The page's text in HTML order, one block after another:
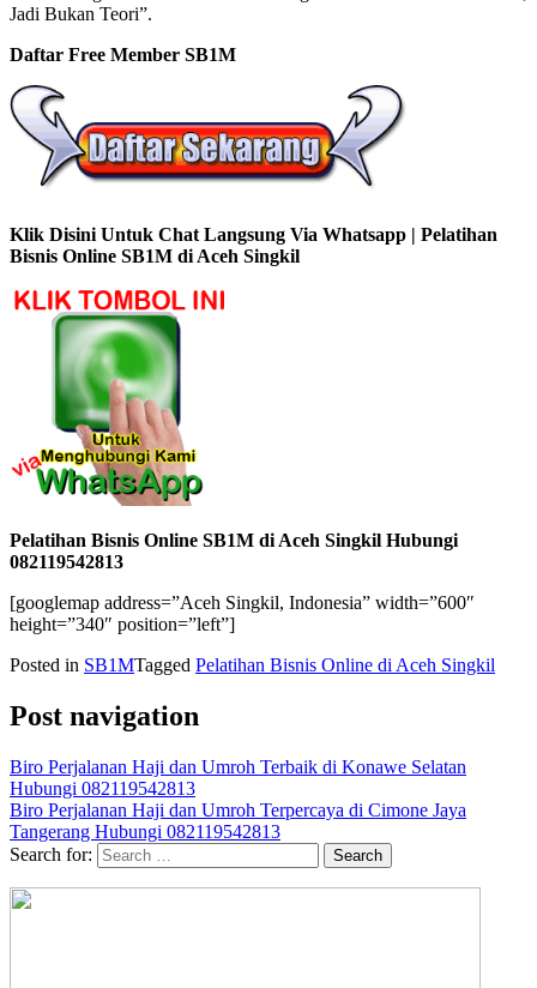
Jadi Bukan Teori”.
Daftar Free Member SB1M
Klik Disini Untuk Chat Langsung Via Whatsapp | Pelatihan
Bisnis Online SB1M di Aceh Singkil
Pelatihan Bisnis Online SB1M di Aceh Singkil Hubungi
082119542813
[googlemap address=”Aceh Singkil, Indonesia” width=”600″
height=”340″ position=”left”]
Posted in SB1MTagged Pelatihan Bisnis Online di Aceh Singkil
Post navigation
Biro Perjalanan Haji dan Umroh Terbaik di Konawe Selatan
Hubungi 082119542813
Biro Perjalanan Haji dan Umroh Terpercaya di Cimone Jaya
Tangerang Hubungi 082119542813
Search for: